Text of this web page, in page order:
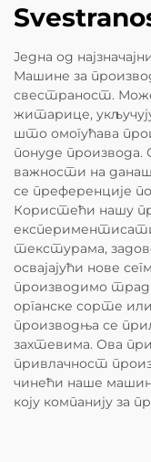
Једна од
Машине за
свестраност.
житарице,
што омогућава
понуде
важности на
се преференције
Користећи нашу
текстурама,
освајајући нове
производимо
органске сорте
производња се
захтевима. Ова
привлачност
чинећи наше
коју компанију за